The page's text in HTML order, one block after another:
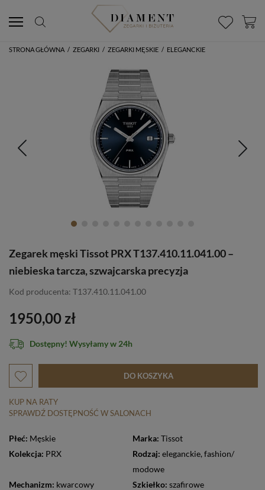
STRONA GŁÓWNA / ZEGARKI / ZEGARKI MĘSKIE / ELEGANCKIE
Zegarek męski Tissot PRX T137.410.11.041.00 –
niebieska tarcza, szwajcarska precyzja
Kod producenta: T137.410.11.041.00
1950,00 zł
Dostępny! Wysyłamy w 24h
DO KOSZYKA
KUP NA RATY
SPRAWDŹ DOSTĘPNOŚĆ W SALONACH
Płeć: Męskie Marka: Tissot
Kolekcja: PRX Rodzaj: eleganckie,
modowe
Mechanizm: kwarcowy Szkiełko: szafirowe